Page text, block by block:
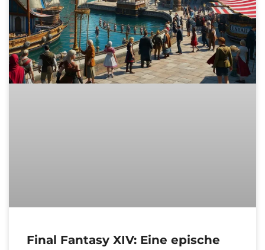
Final Fantasy XIV: Eine epische